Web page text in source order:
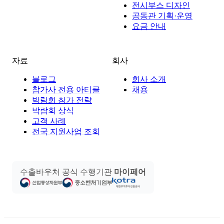
전시부스 디자인
공동관 기획·운영
요금 안내
자료
블로그
참가사 전용 아티클
박람회 참가 전략
박람회 상식
고객 사례
전국 지원사업 조회
회사
회사 소개
채용
수출바우처 공식 수행기관 마이페어